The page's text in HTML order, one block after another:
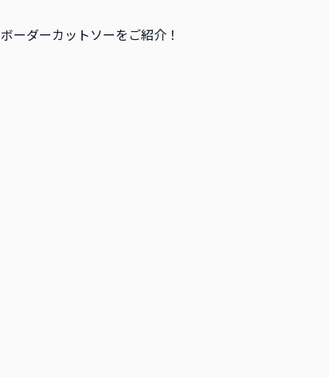
ーダーカットソーをご紹介！